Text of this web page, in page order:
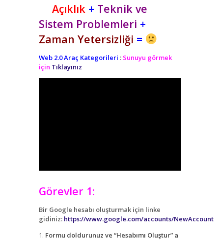
Açıklık + Teknik ve
Sistem Problemleri +
Zaman Yetersizliği =
Web 2.0 Araç Kategorileri : Sunuyu görmek
için Tıklayınız
Görevler 1:
Bir Google hesabı oluşturmak için linke
gidiniz: https://www.google.com/accounts/NewAccount
Formu doldurunuz ve “Hesabımı Oluştur” a